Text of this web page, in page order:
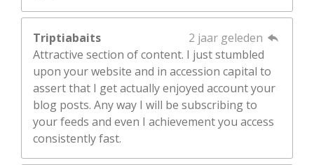
Triptiabaits
2 jaar geleden
Attractive section of content. I just stumbled
upon your website and in accession capital to
assert that I get actually enjoyed account your
blog posts. Any way I will be subscribing to
your feeds and even I achievement you access
consistently fast.